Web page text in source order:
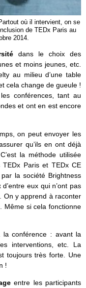
où il intervient, on se
de TEDx Paris au
2014.
dans le choix des
et moins jeunes, etc.
au milieu d’une table
cela change de gueule !
conférences, tant au
et ont en est encore
on peut envoyer les
qu’ils en ont déjà
la méthode utilisée
Paris et TEDx CE
la société Brightness
eux qui n’ont pas
On y apprend à raconter
Même si cela fonctionne
la conférence : avant la
interventions, etc. La
toujours très forte. Une
!
entre les participants